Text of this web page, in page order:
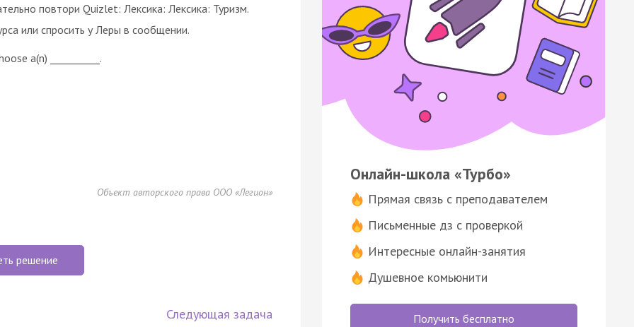
повтори Quizlet: Лексика: Лексика: Туризм.
или спросить у Леры в сообщении.
a(n) __________.
Объект авторского права ООО «Легион»
решение
Следующая задача
Онлайн-школа «Турбо»
Прямая связь с преподавателем
Письменные дз с проверкой
Интересные онлайн-занятия
Душевное комьюнити
Получить бесплатно